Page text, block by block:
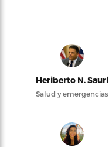
Heriberto N. Saurí
Salud y emergencias